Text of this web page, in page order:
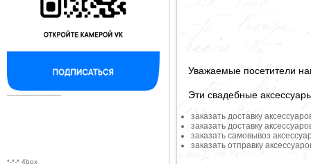
--------------------------
*-*-* 4box
Уважаемые посетители
Эти свадебные
заказать доставку
заказать доставку
заказать самовывоз
заказать отправку